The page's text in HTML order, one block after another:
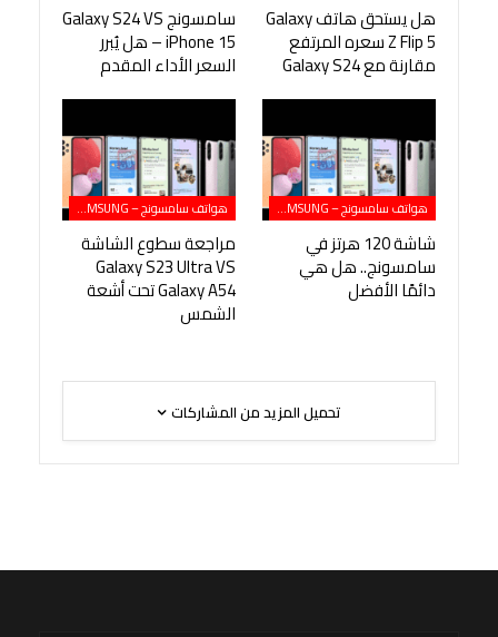
هل يستحق هاتف Galaxy
Z Flip 5 سعره المرتفع
مقارنة مع Galaxy S24
سامسونج Galaxy S24 VS
iPhone 15 – هل يُبرر
السعر الأداء المقدم
هواتف سامسونج – SAMSUNG
شاشة 120 هرتز في
سامسونج.. هل هي
دائمًا الأفضل
هواتف سامسونج – SAMSUNG
مراجعة سطوع الشاشة
Galaxy S23 Ultra VS
Galaxy A54 تحت أشعة
الشمس
تحميل المزيد من المشاركات